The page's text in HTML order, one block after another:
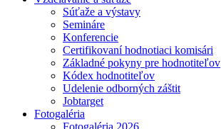
Súťaže a výstavy
Semináre
Konferencie
Certifikovaní hodnotiaci komisári
Základné pokyny pre hodnotiteľov
Kódex hodnotiteľov
Udelenie odborných záštit
Jobtarget
Fotogaléria